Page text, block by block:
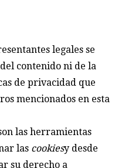
legales se
contenido ni de la
de privacidad que
mencionados en esta
las herramientas
las cookiesy desde
su derecho a